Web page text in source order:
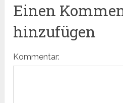
Einen
hinzufügen
Kommentar: